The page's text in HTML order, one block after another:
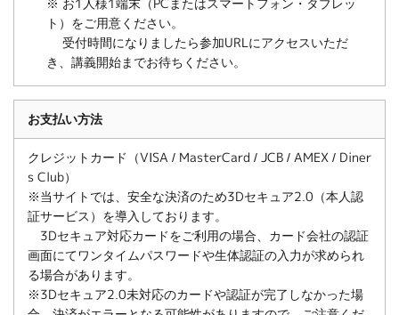
※ お1人様1端末（PCまたはスマートフォン・タブレッ
ト）をご用意ください。
受付時間になりましたら参加URLにアクセスいただ
き、講義開始までお待ちください。
お支払い方法
クレジットカード（VISA / MasterCard / JCB / AMEX / Diner
s Club）
※当サイトでは、安全な決済のため3Dセキュア2.0（本人認
証サービス）を導入しております。
3Dセキュア対応カードをご利用の場合、カード会社の認証
画面にてワンタイムパスワードや生体認証の入力が求められ
る場合があります。
※3Dセキュア2.0未対応のカードや認証が完了しなかった場